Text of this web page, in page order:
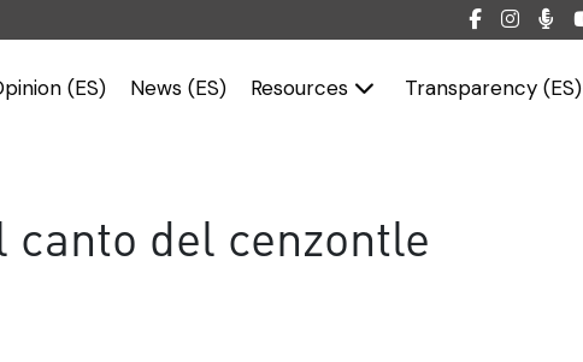
(ES) News (ES) Resources Transparency (ES)
canto del cenzontle